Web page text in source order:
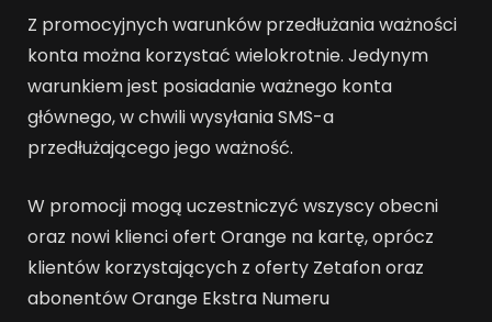
Z promocyjnych warunków przedłużania ważności
konta można korzystać wielokrotnie. Jedynym
warunkiem jest posiadanie ważnego konta
głównego, w chwili wysyłania SMS-a
przedłużającego jego ważność.
W promocji mogą uczestniczyć wszyscy obecni
oraz nowi klienci ofert Orange na kartę, oprócz
klientów korzystających z oferty Zetafon oraz
abonentów Orange Ekstra Numeru